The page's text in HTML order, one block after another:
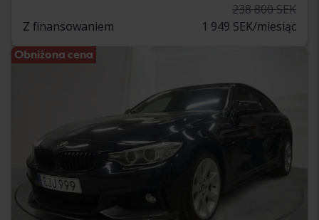
238 800 SEK
Z finansowaniem
1 949 SEK/miesiąc
Obniżona cena